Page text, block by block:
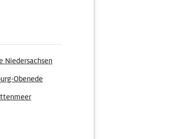
Niedersachsen
Obenede